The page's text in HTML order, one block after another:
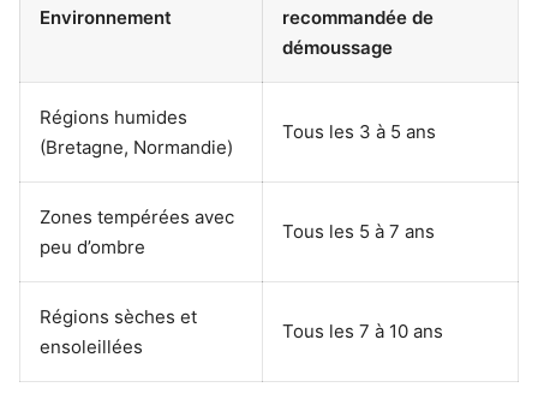
Environnement
recommandée de
démoussage
Régions humides
(Bretagne, Normandie)
Tous les 3 à 5 ans
Zones tempérées avec
peu d’ombre
Tous les 5 à 7 ans
Régions sèches et
ensoleillées
Tous les 7 à 10 ans